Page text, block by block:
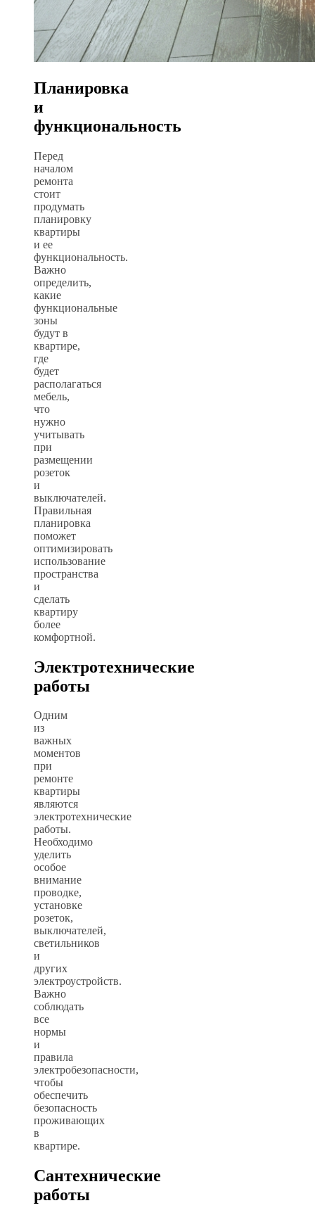
Планировка
и
функциональность
Перед
началом
ремонта
стоит
продумать
планировку
квартиры
и ее
функциональность.
Важно
определить,
какие
функциональные
зоны
будут в
квартире,
где
будет
располагаться
мебель,
что
нужно
учитывать
при
размещении
розеток
и
выключателей.
Правильная
планировка
поможет
оптимизировать
использование
пространства
и
сделать
квартиру
более
комфортной.
Электротехнические
работы
Одним
из
важных
моментов
при
ремонте
квартиры
являются
электротехнические
работы.
Необходимо
уделить
особое
внимание
проводке,
установке
розеток,
выключателей,
светильников
и
других
электроустройств.
Важно
соблюдать
все
нормы
и
правила
электробезопасности,
чтобы
обеспечить
безопасность
проживающих
в
квартире.
Сантехнические
работы